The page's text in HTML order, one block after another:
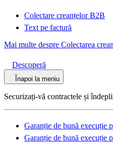
Colectare creanțelor B2B
Text pe factură
Mai multe despre Colectarea
Descoperă
Înapoi la meniu
Securizați-vă contractele și
Garanție de bună execuție
Garanție de bună execuție